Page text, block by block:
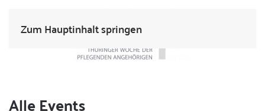
Zum Hauptinhalt springen
Alle Events